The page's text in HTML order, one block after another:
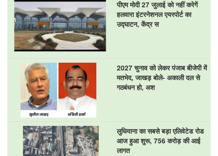
पीएम मोदी 27 जुलाई को नहीं करेगें
हलवारा इंटरनेशनल एयरपोर्ट का
उद्घाटन, केंद्र स
2027 चुनाव को लेकर पंजाब बीजेपी में
मतभेद, जाखड़ बोले- अकाली दल से
गठबंधन हो, अश
लुधियाना का सबसे बड़ा एलिवेटेड रोड
आज हुआ शुरू, 756 करोड़ की आई
लागत